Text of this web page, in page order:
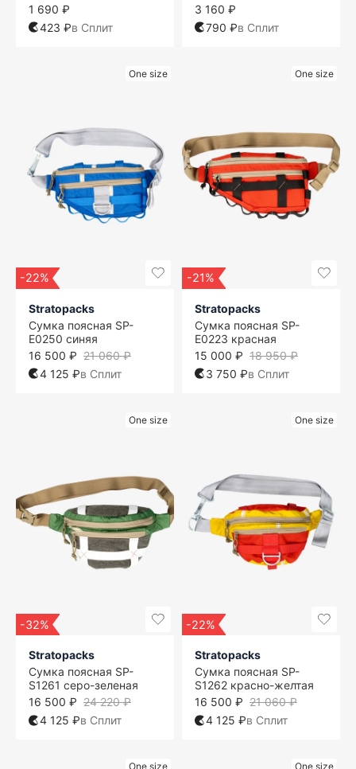
1 690 ₽
423 ₽в Сплит
3 160 ₽
790 ₽в Сплит
One size
-22%
Stratopacks
Сумка поясная SP-
E0250 синяя
21 060 ₽
16 500 ₽
4 125 ₽в Сплит
One size
-21%
Stratopacks
Сумка поясная SP-
E0223 красная
18 950 ₽
15 000 ₽
3 750 ₽в Сплит
One size
-32%
Stratopacks
Сумка поясная SP-
S1261 серо-зеленая
24 220 ₽
16 500 ₽
4 125 ₽в Сплит
One size
-22%
Stratopacks
Сумка поясная SP-
S1262 красно-желтая
21 060 ₽
16 500 ₽
4 125 ₽в Сплит
One size One size